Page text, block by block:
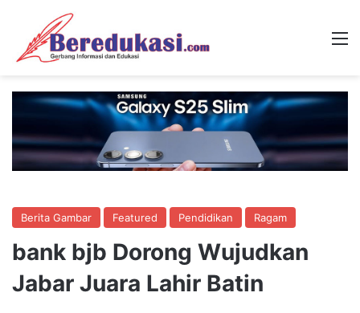
Berita Gambar Featured Pendidikan Ragam
bank bjb Dorong Wujudkan
Jabar Juara Lahir Batin